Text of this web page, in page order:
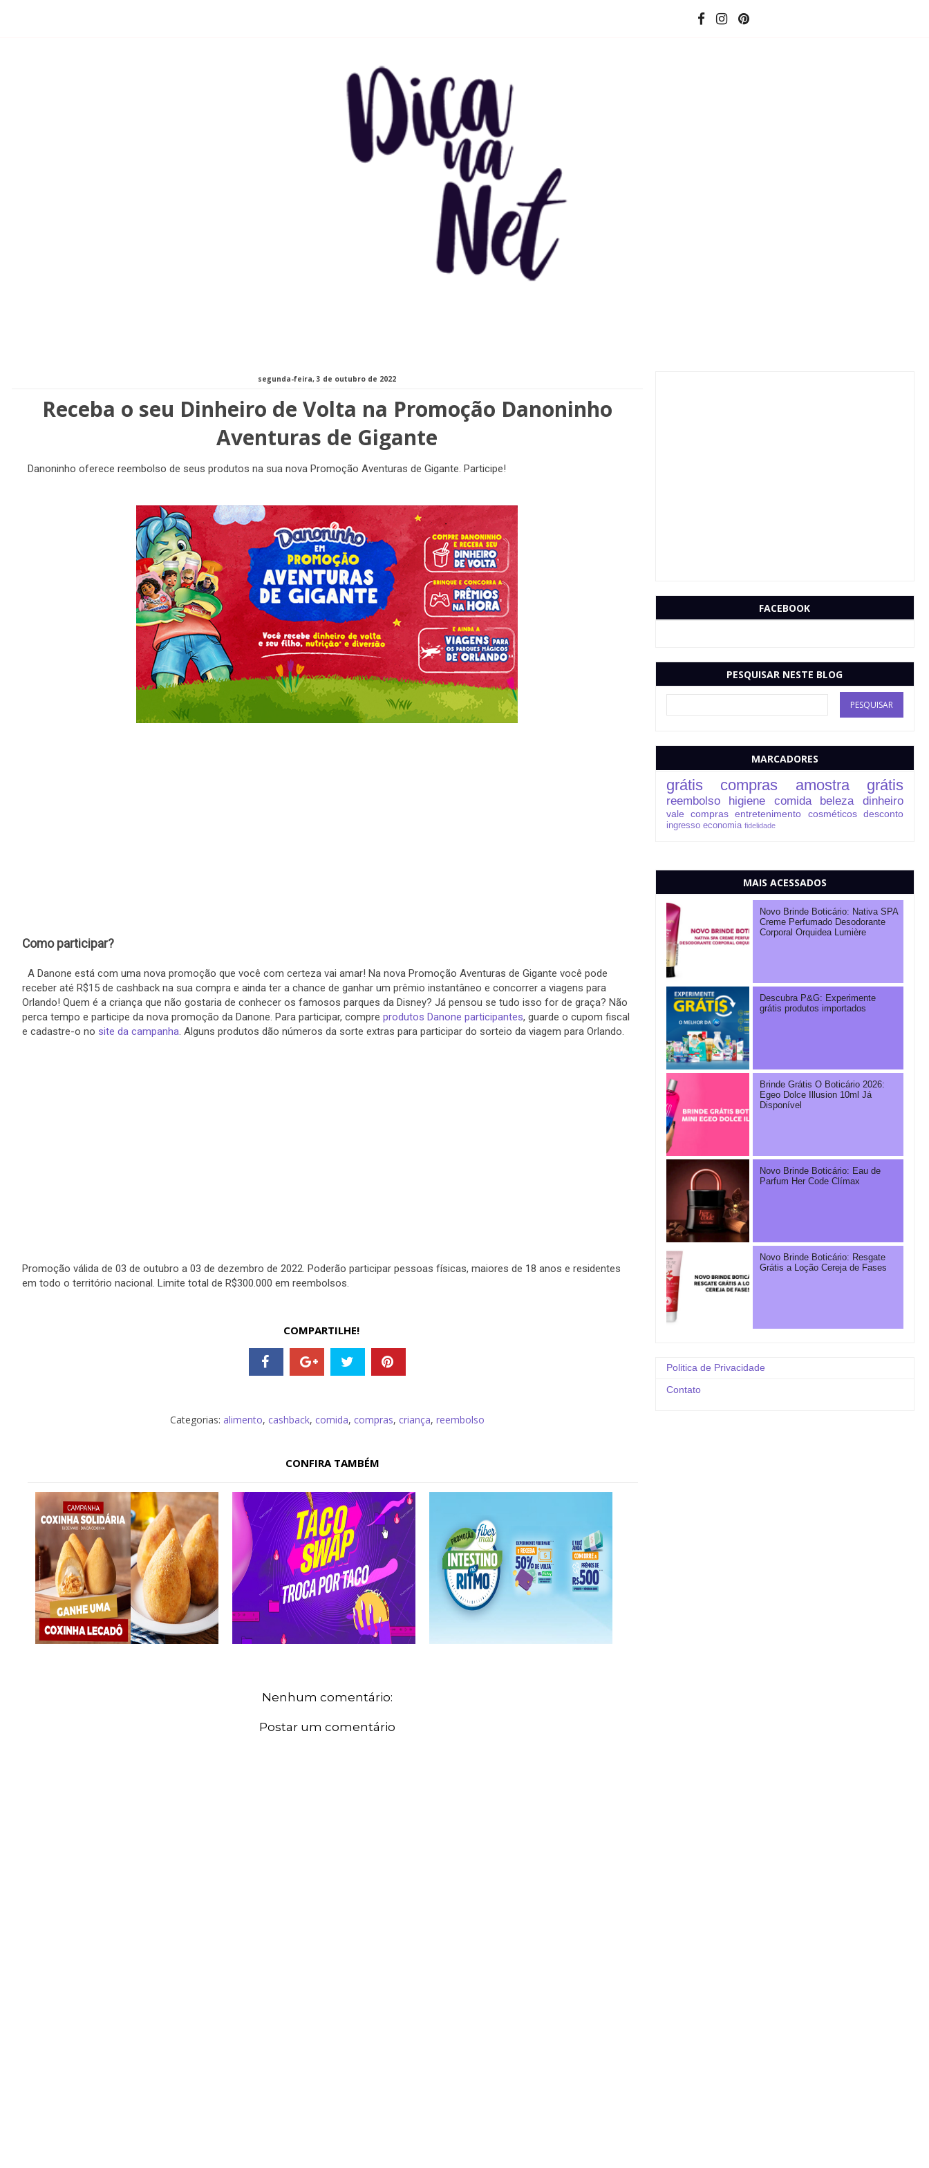
segunda-feira, 3 de outubro de 2022
Receba o seu Dinheiro de Volta na Promoção Danoninho
Aventuras de Gigante
Danoninho oferece reembolso de seus produtos na sua nova Promoção Aventuras de Gigante. Participe!
Como participar?
A Danone está com uma nova promoção que você com certeza vai amar! Na nova Promoção Aventuras de Gigante você pode
receber até R$15 de cashback na sua compra e ainda ter a chance de ganhar um prêmio instantâneo e concorrer a viagens para
Orlando! Quem é a criança que não gostaria de conhecer os famosos parques da Disney? Já pensou se tudo isso for de graça? Não
perca tempo e participe da nova promoção da Danone. Para participar, compre produtos Danone participantes, guarde o cupom fiscal
e cadastre-o no site da campanha. Alguns produtos dão números da sorte extras para participar do sorteio da viagem para Orlando.
Promoção válida de 03 de outubro a 03 de dezembro de 2022. Poderão participar pessoas físicas, maiores de 18 anos e residentes
em todo o território nacional. Limite total de R$300.000 em reembolsos.
COMPARTILHE!
Categorias: alimento, cashback, comida, compras, criança, reembolso
CONFIRA TAMBÉM
Nenhum comentário:
Postar um comentário
FACEBOOK
PESQUISAR NESTE BLOG
MARCADORES
grátis compras amostra grátis
reembolso higiene comida beleza dinheiro
vale compras entretenimento cosméticos desconto
ingresso economia fidelidade
MAIS ACESSADOS
Novo Brinde Boticário: Nativa SPA
Creme Perfumado Desodorante
Corporal Orquidea Lumière
Descubra P&G: Experimente
grátis produtos importados
Brinde Grátis O Boticário 2026:
Egeo Dolce Illusion 10ml Já
Disponível
Novo Brinde Boticário: Eau de
Parfum Her Code Clímax
Novo Brinde Boticário: Resgate
Grátis a Loção Cereja de Fases
Politica de Privacidade
Contato